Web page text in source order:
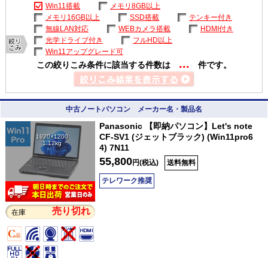
Win11搭載
メモリ8GB以上
メモリ16GB以上
SSD搭載
テンキー付き
無線LAN対応
WEBカメラ搭載
HDMI付き
光学ドライブ付き
フルHD以上
Win11アップグレード可
この絞りこみ条件に該当する件数は ... 件です。
中古ノートパソコン メーカー名・製品名
1920×1200
1.12kg
在庫 売り切れ
Panasonic 【即納パソコン】Let's note
CF-SV1 (ジェットブラック) (Win11pro6
4) 7N11
55,800円(税込) 送料無料
テレワーク推奨